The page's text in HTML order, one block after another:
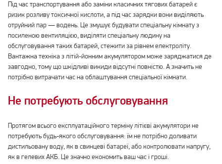
Під час транспортування або заміни класичних тягових батарей є
ризик розливу токсичної кислоти, а під час зарядки вони виділяють
отруйний пар — водень. Це змушує будувати спеціальну кімнату з
посиленою вентиляцією, виділяти спеціальну людину на
обслуговування таких батарей, стежити за рівнем електроліту.
Вантажна техніка з літій-йонним акумулятором може заряджатися де
завгодно, тому що шкідливі викиди відсутні повністю. А значить не
потрібно витрачати час на облаштування спеціальної кімнати.
Не потребують обслуговування
Протягом всього експлуатаційного терміну літієві акумулятори не
потребують будь-якого обслуговування: їм не потрібно доливати
дистильовану воду, як в свинцеві батареї, або контролювати напругу,
як в гелевих АКБ. Це значно економить ваш час і гроші.